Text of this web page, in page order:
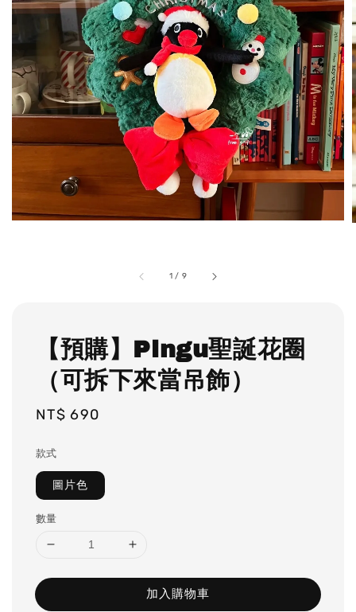
1 / 9
【預購】Pingu聖誕花圈
（可拆下來當吊飾）
Regular
NT$ 690
款式
圖片色
數量
加入購物車